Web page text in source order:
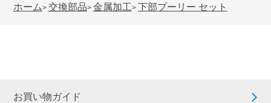
ホーム> 交換部品> 金属加工> 下部プーリー セット
お買い物ガイド